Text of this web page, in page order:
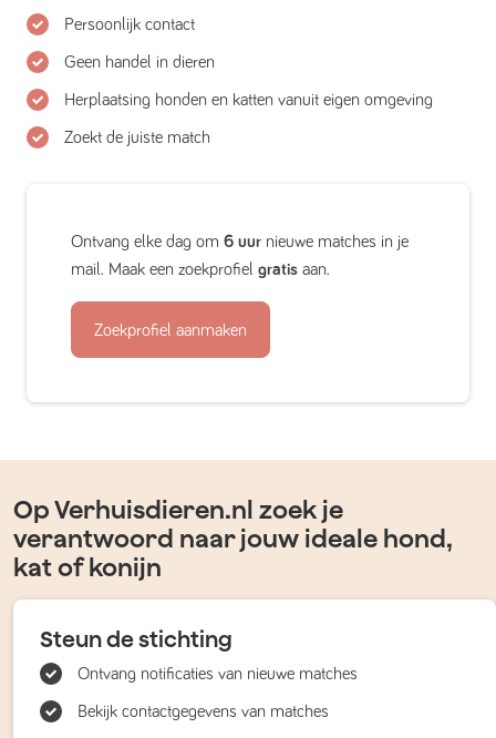
Persoonlijk contact
Geen handel in dieren
Herplaatsing honden en katten vanuit eigen omgeving
Zoekt de juiste match
Ontvang elke dag om 6 uur nieuwe matches in je
mail. Maak een zoekprofiel gratis aan.
Zoekprofiel aanmaken
Op Verhuisdieren.nl zoek je
verantwoord naar jouw ideale hond,
kat of konijn
Steun de stichting
Ontvang notificaties van nieuwe matches
Bekijk contactgegevens van matches